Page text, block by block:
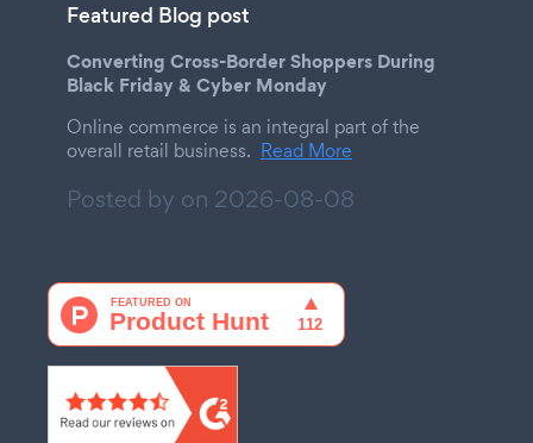
Featured Blog post
Converting Cross-Border Shoppers During
Black Friday & Cyber Monday
Online commerce is an integral part of the
overall retail business. Read More
Posted by on 2026-08-08